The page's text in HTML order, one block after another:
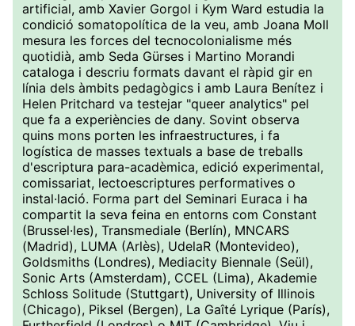
artificial, amb Xavier Gorgol i Kym Ward estudia la
condició somatopolítica de la veu, amb Joana Moll
mesura les forces del tecnocolonialisme més
quotidià, amb Seda Gürses i Martino Morandi
cataloga i descriu formats davant el ràpid gir en
línia dels àmbits pedagògics i amb Laura Benítez i
Helen Pritchard va testejar "queer analytics" pel
que fa a experiències de dany. Sovint observa
quins mons porten les infraestructures, i fa
logística de masses textuals a base de treballs
d'escriptura para-acadèmica, edició experimental,
comissariat, lectoescriptures performatives o
instal·lació. Forma part del Seminari Euraca i ha
compartit la seva feina en entorns com Constant
(Brussel·les), Transmediale (Berlín), MNCARS
(Madrid), LUMA (Arlès), UdelaR (Montevideo),
Goldsmiths (Londres), Mediacity Biennale (Seül),
Sonic Arts (Amsterdam), CCEL (Lima), Akademie
Schloss Solitude (Stuttgart), University of Illinois
(Chicago), Piksel (Bergen), La Gaîté Lyrique (París),